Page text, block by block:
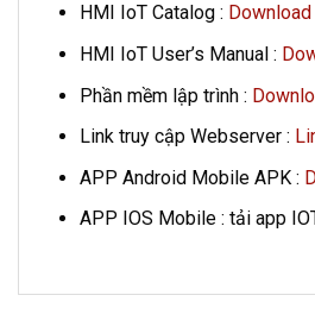
HMI IoT Catalog : Download
HMI IoT User’s Manual :
Phần mềm lập trình :
Link truy cập Webserver :
APP Android Mobile APK :
APP IOS Mobile : tải app